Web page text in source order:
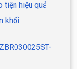
tiện hiệu quả
khối